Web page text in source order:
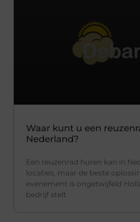
Waar kunt u een
Nederland?
Een reuzenrad huren kan in
locaties, maar de beste
evenement is ongetwijfeld
bedrijf stelt